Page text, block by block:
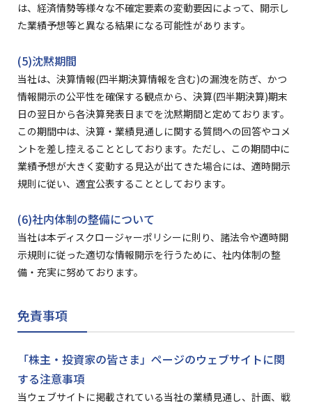
は、経済情勢等様々な不確定要素の変動要因によって、開示し
た業績予想等と異なる結果になる可能性があります。
(5)沈黙期間
当社は、決算情報(四半期決算情報を含む)の漏洩を防ぎ、かつ
情報開示の公平性を確保する観点から、決算(四半期決算)期末
日の翌日から各決算発表日までを沈黙期間と定めております。
この期間中は、決算・業績見通しに関する質問への回答やコメ
ントを差し控えることとしております。ただし、この期間中に
業績予想が大きく変動する見込が出てきた場合には、適時開示
規則に従い、適宜公表することとしております。
(6)社内体制の整備について
当社は本ディスクロージャーポリシーに則り、諸法令や適時開
示規則に従った適切な情報開示を行うために、社内体制の整
備・充実に努めております。
免責事項
「株主・投資家の皆さま」ページのウェブサイトに関
する注意事項
当ウェブサイトに掲載されている当社の業績見通し、計画、戦